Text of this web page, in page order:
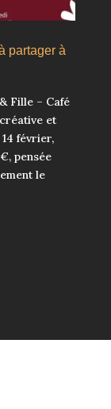
partager à
Fille – Café
et
février,
pensée
le